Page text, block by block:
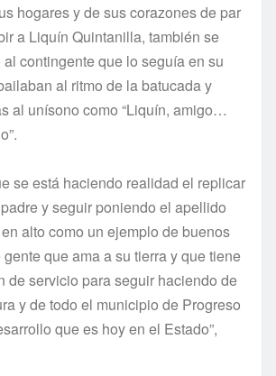
hogares y de sus corazones de par
a Liquín Quintanilla, también se
contingente que lo seguía en su
al ritmo de la batucada y
al unísono como “Liquín, amigo…
se está haciendo realidad el replicar
y seguir poniendo el apellido
alto como un ejemplo de buenos
que ama a su tierra y que tiene
de servicio para seguir haciendo de
y de todo el municipio de Progreso
que es hoy en el Estado”,